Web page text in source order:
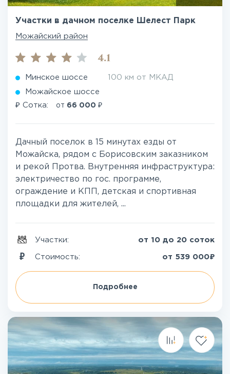
Участки в дачном поселке Шелест Парк
Можайский район
4.1
Минское шоссе 100 км от МКАД
Можайское шоссе
₽ Сотка: от 66 000 ₽
Дачный поселок в 15 минутах езды от
Можайска, рядом с Борисовским заказником
и рекой Протва. Внутренняя инфраструктура:
электричество по гос. программе,
ограждение и КПП, детская и спортивная
площадки для жителей, ...
Участки: от 10 до 20 соток
Стоимость: от 539 000₽
Подробнее